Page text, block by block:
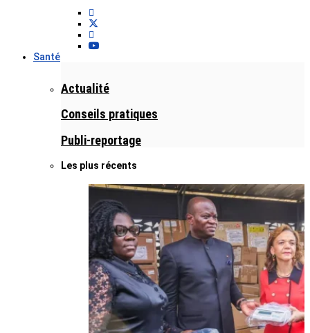
Santé
Actualité
Conseils pratiques
Publi-reportage
Les plus récents